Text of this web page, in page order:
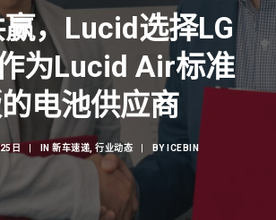
Search
，Lucid选择LG
为Lucid Air标准
电池供应商
日 IN 新车速递 行业动态 BY ICEBIN